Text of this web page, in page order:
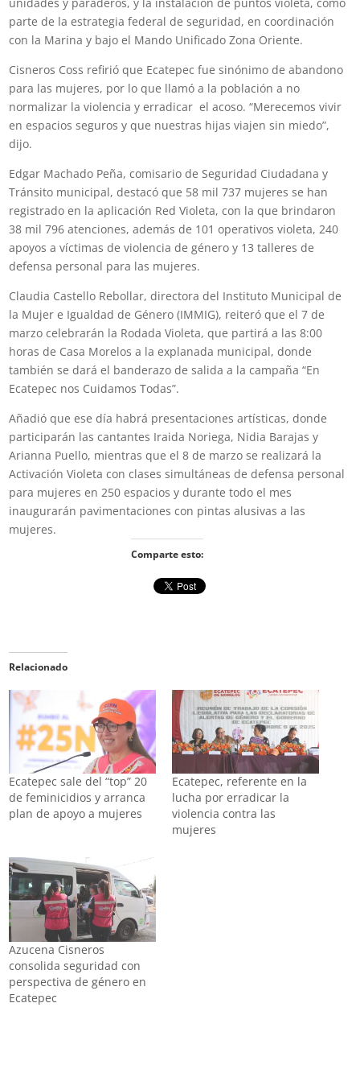
parte de la estrategia federal de seguridad, en coordinación
con la Marina y bajo el Mando Unificado Zona Oriente.
Cisneros Coss refirió que Ecatepec fue sinónimo de abandono
para las mujeres, por lo que llamó a la población a no
normalizar la violencia y erradicar el acoso. “Merecemos vivir
en espacios seguros y que nuestras hijas viajen sin miedo”,
dijo.
Edgar Machado Peña, comisario de Seguridad Ciudadana y
Tránsito municipal, destacó que 58 mil 737 mujeres se han
registrado en la aplicación Red Violeta, con la que brindaron
38 mil 796 atenciones, además de 101 operativos violeta, 240
apoyos a víctimas de violencia de género y 13 talleres de
defensa personal para las mujeres.
Claudia Castello Rebollar, directora del Instituto Municipal de
la Mujer e Igualdad de Género (IMMIG), reiteró que el 7 de
marzo celebrarán la Rodada Violeta, que partirá a las 8:00
horas de Casa Morelos a la explanada municipal, donde
también se dará el banderazo de salida a la campaña “En
Ecatepec nos Cuidamos Todas”.
Añadió que ese día habrá presentaciones artísticas, donde
participarán las cantantes Iraida Noriega, Nidia Barajas y
Arianna Puello, mientras que el 8 de marzo se realizará la
Activación Violeta con clases simultáneas de defensa personal
para mujeres en 250 espacios y durante todo el mes
inaugurarán pavimentaciones con pintas alusivas a las
mujeres.
Comparte esto:
Relacionado
Ecatepec sale del “top” 20
de feminicidios y arranca
plan de apoyo a mujeres
Ecatepec, referente en la
lucha por erradicar la
violencia contra las
mujeres
Azucena Cisneros
consolida seguridad con
perspectiva de género en
Ecatepec